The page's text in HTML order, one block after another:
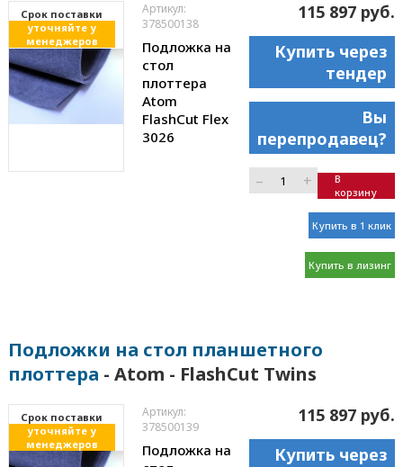
Cрок поставки
уточняйте у
менеджеров
Артикул:
378500138
Подложка на
стол
плоттера
Atom
FlashCut Flex
3026
115 897 руб.
Купить через
тендер
Вы
перепродавец?
– +
В
корзину
Купить в 1 клик
Купить в лизинг
Подложки на стол планшетного
плоттера - Atom - FlashCut Twins
Cрок поставки
уточняйте у
менеджеров
Артикул:
378500139
Подложка на
115 897 руб.
Купить через